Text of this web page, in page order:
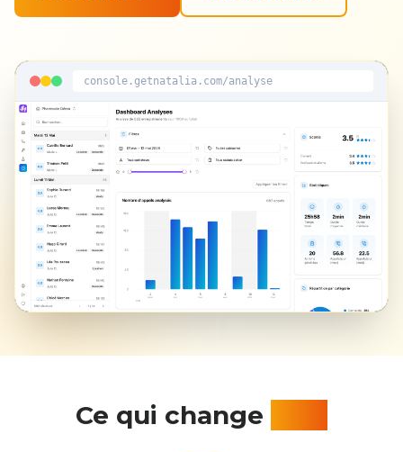
Français
console.getnatalia.com/analyse
Ce qui change